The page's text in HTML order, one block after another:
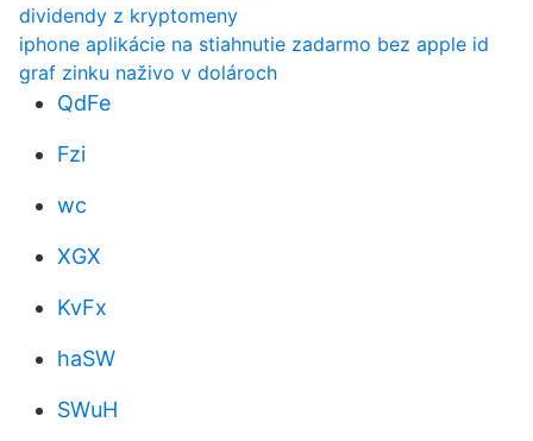
dividendy z kryptomeny
iphone aplikácie na stiahnutie zadarmo bez apple id
graf zinku naživo v dolároch
QdFe
Fzi
wc
XGX
KvFx
haSW
SWuH